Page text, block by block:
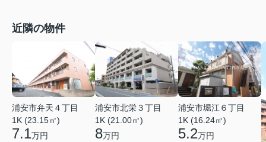
近隣の物件
浦安市弁天４丁目
1K (23.15㎡)
7.1万円
浦安市北栄３丁目
1K (21.00㎡)
8万円
浦安市堀江６丁目
1K (16.24㎡)
5.2万円